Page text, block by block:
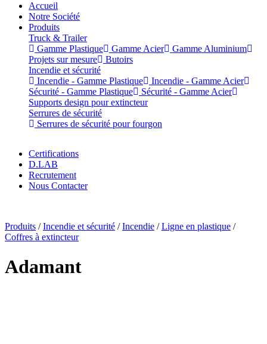
Accueil
Notre Société
Produits
Truck & Trailer
Gamme Plastique
Gamme Acier
Gamme Aluminium
Projets sur mesure
Butoirs
Incendie et sécurité
Incendie - Gamme Plastique
Incendie - Gamme Acier
Sécurité - Gamme Plastique
Sécurité - Gamme Acier
Supports design pour extincteur
Serrures de sécurité
Serrures de sécurité pour fourgon
Certifications
D.LAB
Recrutement
Nous Contacter
Produits /Incendie et sécurité /Incendie /Ligne en plastique /
Coffres à extincteur
Adamant